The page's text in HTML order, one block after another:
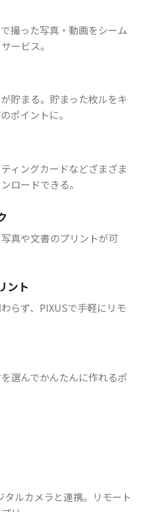
撮った写真・動画をシーム
ービス。
貯まる。貯まった枚ルをキ
ポイントに。
ィングカードなどざまざま
ロードできる。
真や文書のプリントが可
ント
らず、PIXUSで手軽にリモ
選んでかんたんに作れるポ
ルカメラと連携。リモート